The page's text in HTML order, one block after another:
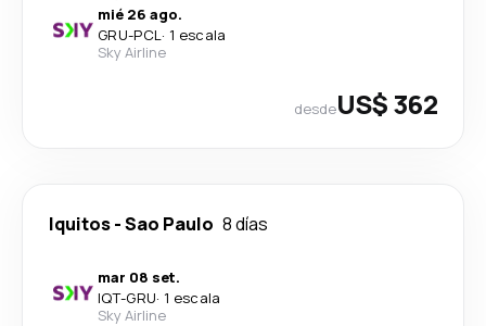
mié 26 ago.
GRU-PCL· 1 escala
Sky Airline
desdeUS$ 362
Iquitos-Sao Paulo 8 días
mar 08 set.
IQT-GRU· 1 escala
Sky Airline